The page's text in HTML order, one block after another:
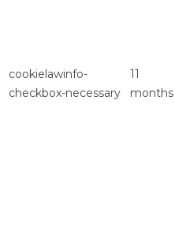
cookielawinfo-
checkbox-necessary
11
months